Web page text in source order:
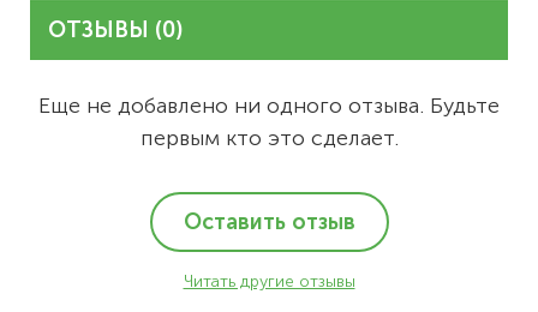
ОТЗЫВЫ (0)
Еще не добавлено ни одного отзыва. Будьте
первым кто это сделает.
Оставить отзыв
Читать другие отзывы